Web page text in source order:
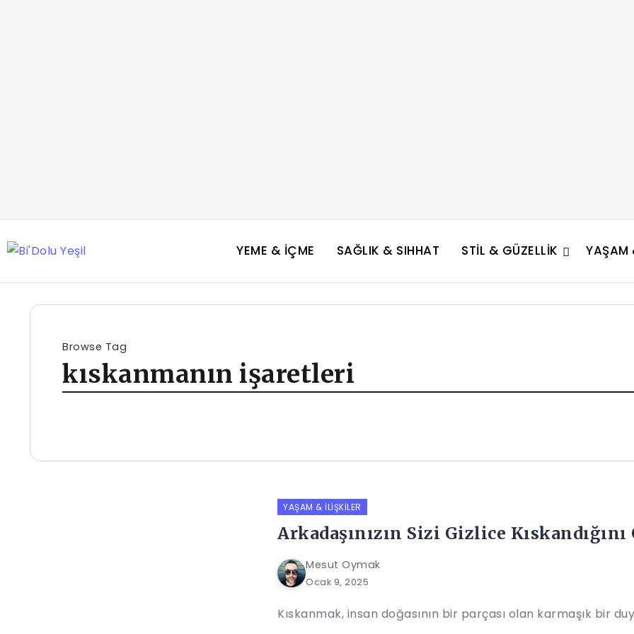
YEME & İÇME SAĞLIK & SIHHAT STIL & GÜZELLIK YAŞAM
Browse Tag
kıskanmanın işaretleri
YAŞAM & İLIŞKILER
Arkadaşınızın Sizi Gizlice
Mesut Oymak
Ocak 9, 2025
Kıskanmak, insan doğasının bir parçası olan karmaşık bir